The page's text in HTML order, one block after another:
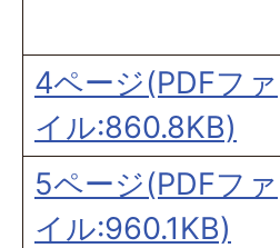
4ページ(PDFファ
イル:860.8KB)
5ページ(PDFファ
イル:960.1KB)